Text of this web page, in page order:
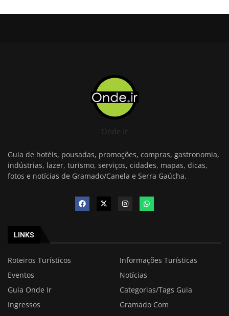
Onde Ir
Guia de hotéis, pousadas, promoções, compras, gastronomia,
indústrias, lazer, turismo, serviços, cidades, mapas, dicas,
fotos e notícias de Gramado/Canela e Serra Gaúcha.
LINKS
Roteiros Turísticos
Informações Turísticas
Eventos
Notícias
Guia Onde Ir
Categorias/Tags Guia
Ingressos
Gramado Com